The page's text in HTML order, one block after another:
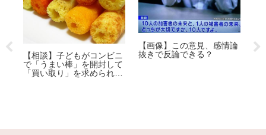
【相談】子どもがコンビニ
で「うまい棒」を開封して
「買い取り」を求められま
【画像】この意見、感情論
抜きで反論できる？
【